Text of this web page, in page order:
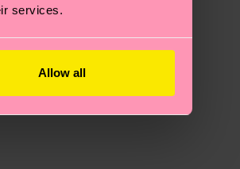
services.
Allow all